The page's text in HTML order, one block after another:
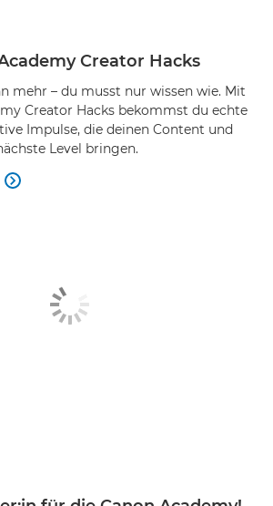
Creator Hacks
mehr – du musst nur wissen wie. Mit
Creator Hacks bekommst du echte
Impulse, die deinen Content und
Level bringen.
